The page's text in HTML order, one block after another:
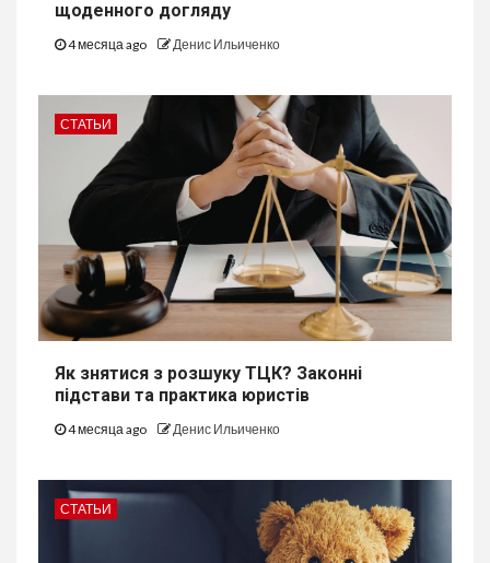
щоденного догляду
4 месяца ago Денис Ильиченко
СТАТЬИ
Як знятися з розшуку ТЦК? Законні
підстави та практика юристів
4 месяца ago Денис Ильиченко
СТАТЬИ